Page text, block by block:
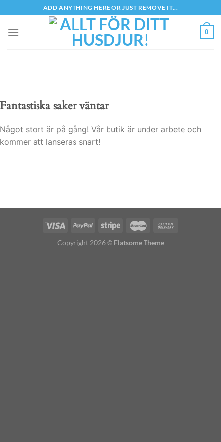
to
content
ADD ANYTHING HERE OR JUST REMOVE IT...
0
Fantastiska saker väntar
Något stort är på gång! Vår butik är under arbete och
kommer att lanseras snart!
Copyright 2026 © Flatsome Theme